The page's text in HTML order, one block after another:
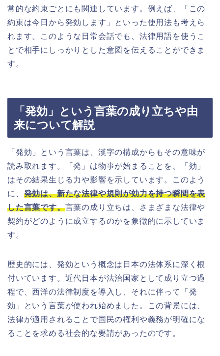
常的な約束ごとにも関連しています。例えば、「この
約束は今日から発効します」といった使用法も考えら
れます。このような日常会話でも、法律用語を使うこ
とで相手にしっかりとした意図を伝えることができま
す。
「発効」という言葉の成り立ちや由
来について解説
「発効」という言葉は、漢字の構成からもその意味が
読み取れます。「発」は物事が始まることを、「効」
はその結果生じる力や影響を示しています。このよう
に、 発効は、新たな法律や規則が効力を持つ瞬間を表
した言葉です。言葉の成り立ちは、さまざまな法律や
契約がどのように成立するのかを象徴的に示していま
す。
歴史的には、発効という概念は日本の法体系に深く根
付いています。近代日本が法治国家として成り立つ過
程で、西洋の法律制度を導入し、それに伴って「発
効」という言葉が使われ始めました。この背景には、
法律が適用されることで国民の権利や義務が明確にな
ることを求める社会的な要請があったのです。